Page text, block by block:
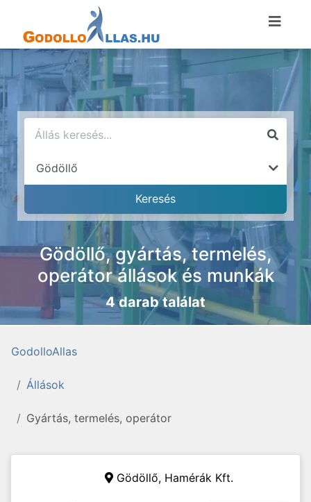
Gödöllő, gyártás, termelés,
operátor állások és munkák
4 darab találat
GodolloAllas
Állások
Gyártás, termelés, operátor
Gödöllő, Hamérák Kft.